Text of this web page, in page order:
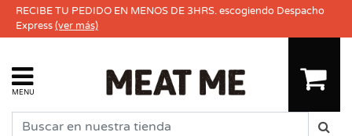
RECIBE TU PEDIDO EN MENOS DE 3HRS. escogiendo Despacho
Express(ver más)
MENU